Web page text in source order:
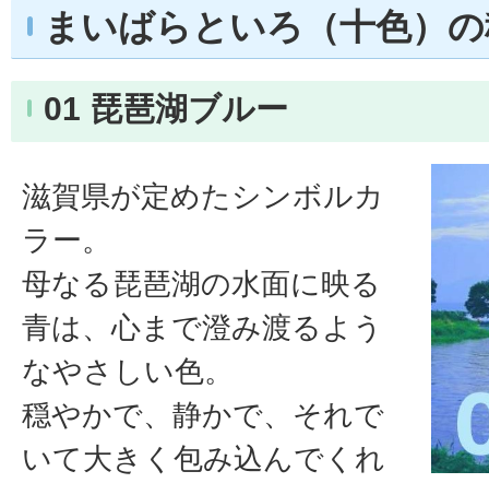
まいばらといろ（十色）
01 琵琶湖ブルー
滋賀県が定めたシンボルカ
ラー。
母なる琵琶湖の水面に映る
青は、心まで澄み渡るよう
なやさしい色。
穏やかで、静かで、それで
いて大きく包み込んでくれ